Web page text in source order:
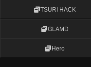
TSURI HACK
GLAMD
Hero